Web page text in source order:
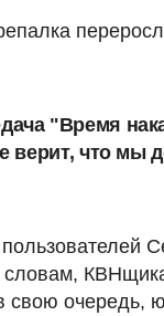
"Время
верит, что
словам,
очередь,